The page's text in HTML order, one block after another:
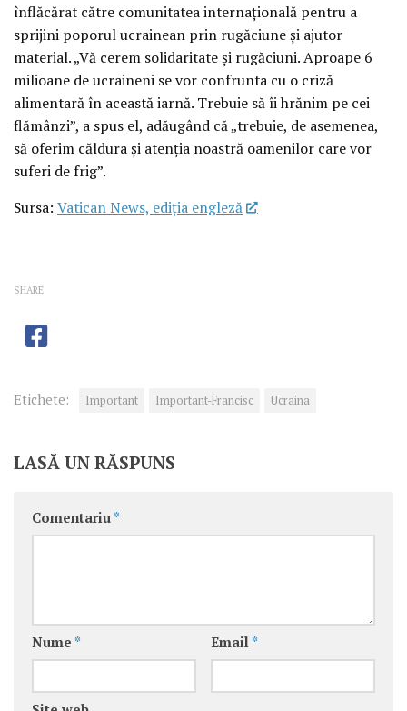
înflăcărat către comunitatea internațională pentru a
sprijini poporul ucrainean prin rugăciune și ajutor
material. „Vă cerem solidaritate și rugăciuni. Aproape 6
milioane de ucraineni se vor confrunta cu o criză
alimentară în această iarnă. Trebuie să îi hrănim pe cei
flămânzi”, a spus el, adăugând că „trebuie, de asemenea,
să oferim căldura și atenția noastră oamenilor care vor
suferi de frig”.
Sursa: Vatican News, ediția engleză
SHARE
Etichete: Important Important-Francisc Ucraina
LASĂ UN RĂSPUNS
Comentariu *
Nume * Email *